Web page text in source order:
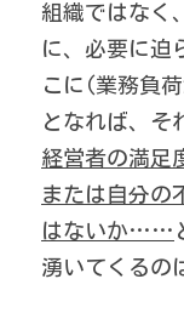
組織ではなく
に、必要に迫
こに(業務負
となれば、そ
経営者の満足
または自分の
はないか……
湧いてくるの